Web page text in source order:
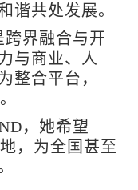
谐共处发展。
跨界融合与开
与商业、人
整合平台，
，她希望
，为全国甚至